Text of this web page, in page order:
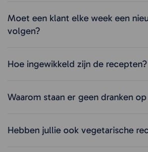
Moet een klant elke week een
volgen?
Hoe ingewikkeld zijn de recepten?
Waarom staan er geen dranken
Hebben jullie ook vegetarische